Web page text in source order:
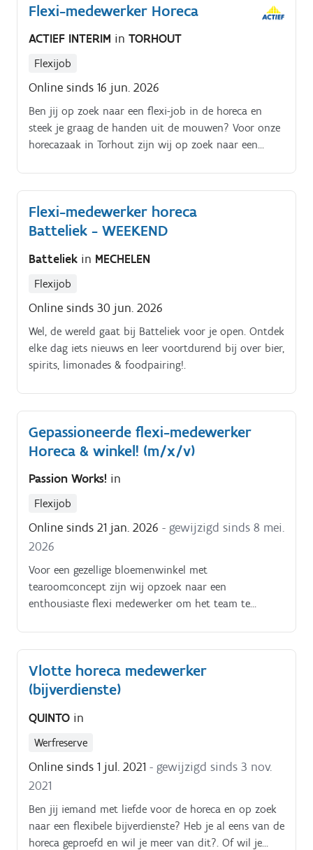
Flexi-medewerker Horeca
ACTIEF INTERIM in TORHOUT
Flexijob
Online sinds 16 jun. 2026
Ben jij op zoek naar een flexi-job in de horeca en
steek je graag de handen uit de mouwen? Voor onze
horecazaak in Torhout zijn wij op zoek naar een
je het team waar nodig. Je helpt mee in de keuken,
springt bij aan de afwas en ondersteunt bij het
bereiden van sushi. Geen enkele werkdag is hetzelfde
samenwerken centraal staat.
Flexi-medewerker horeca
Batteliek - WEEKEND
Batteliek in MECHELEN
Flexijob
Online sinds 30 jun. 2026
Wel, de wereld gaat bij Batteliek voor je open. Ontdek
elke dag iets nieuws en leer voortdurend bij over bier,
spirits, limonades & foodpairing!.
Gepassioneerde flexi-medewerker
Horeca & winkel! (m/x/v)
Passion Works! in
Flexijob
Online sinds 21 jan. 2026 - gewijzigd sinds 8 mei.
2026
Voor een gezellige bloemenwinkel met
tearoomconcept zijn wij opzoek naar een
enthousiaste flexi medewerker om het team te
bedienen aan tafel met koffie, thee, frisdranken,.;.
Vlotte horeca medewerker
(bijverdienste)
QUINTO in
Werfreserve
Online sinds 1 jul. 2021 - gewijzigd sinds 3 nov.
2021
Ben jij iemand met liefde voor de horeca en op zoek
naar een flexibele bijverdienste? Heb je al eens van de
horeca geproefd en wil je meer van dit?. Of wil je